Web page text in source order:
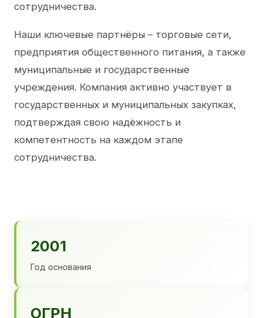
сотрудничества.
Наши ключевые партнёры – торговые сети,
предприятия общественного питания, а также
муниципальные и государственные
учреждения. Компания активно участвует в
государственных и муниципальных закупках,
подтверждая свою надёжность и
компетентность на каждом этапе
сотрудничества.
2001
Год основания
ОГРН